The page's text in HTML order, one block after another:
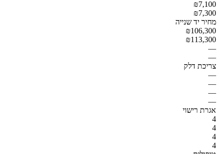
₪7,100
₪7,300
מחיר יד שנייה
₪106,300
₪113,300
—
—
צריכת דלק
—
—
—
—
אגרת רישוי
4
4
4
4